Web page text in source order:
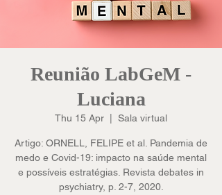
Reunião LabGeM -
Luciana
Thu 15 Apr Sala virtual
Artigo: ORNELL, FELIPE et al. Pandemia de
medo e Covid-19: impacto na saúde mental
e possíveis estratégias. Revista debates in
psychiatry, p. 2-7, 2020.